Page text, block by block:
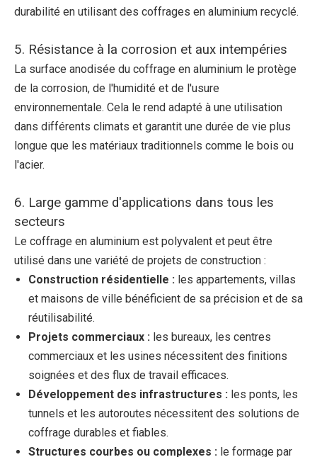
durabilité en utilisant des coffrages en aluminium recyclé.
5. Résistance à la corrosion et aux intempéries
La surface anodisée du coffrage en aluminium le protège
de la corrosion, de l'humidité et de l'usure
environnementale. Cela le rend adapté à une utilisation
dans différents climats et garantit une durée de vie plus
longue que les matériaux traditionnels comme le bois ou
l'acier.
6. Large gamme d'applications dans tous les
secteurs
Le coffrage en aluminium est polyvalent et peut être
utilisé dans une variété de projets de construction :
Construction résidentielle : les appartements, villas
et maisons de ville bénéficient de sa précision et de sa
réutilisabilité.
Projets commerciaux : les bureaux, les centres
commerciaux et les usines nécessitent des finitions
soignées et des flux de travail efficaces.
Développement des infrastructures : les ponts, les
tunnels et les autoroutes nécessitent des solutions de
coffrage durables et fiables.
Structures courbes ou complexes : le formage par